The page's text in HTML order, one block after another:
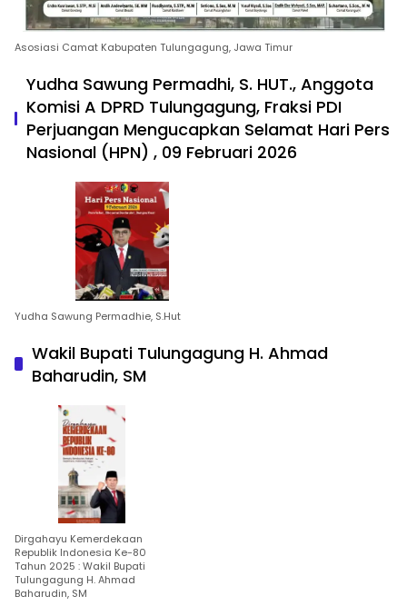
Asosiasi Camat Kabupaten Tulungagung, Jawa Timur
Yudha Sawung Permadhi, S. HUT., Anggota
Komisi A DPRD Tulungagung, Fraksi PDI
Perjuangan Mengucapkan Selamat Hari Pers
Nasional (HPN) , 09 Februari 2026
Yudha Sawung Permadhie, S.Hut
Wakil Bupati Tulungagung H. Ahmad
Baharudin, SM
Dirgahayu Kemerdekaan
Republik Indonesia Ke-80
Tahun 2025 : Wakil Bupati
Tulungagung H. Ahmad
Baharudin, SM